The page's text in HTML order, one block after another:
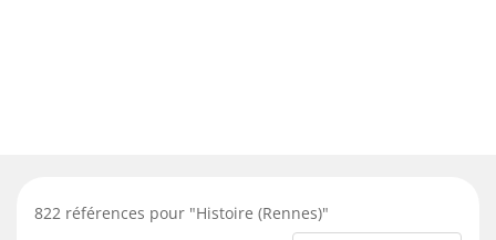
822 références pour "Histoire (Rennes)"